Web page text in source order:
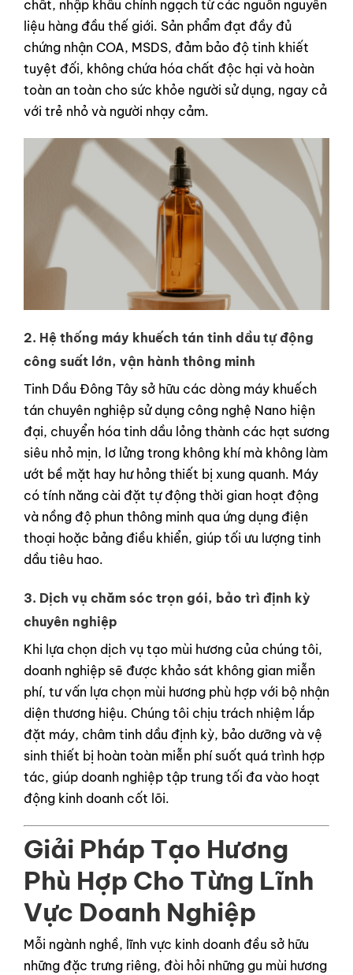
chất, nhập khẩu chính ngạch từ các nguồn nguyên
liệu hàng đầu thế giới. Sản phẩm đạt đầy đủ
chứng nhận COA, MSDS, đảm bảo độ tinh khiết
tuyệt đối, không chứa hóa chất độc hại và hoàn
toàn an toàn cho sức khỏe người sử dụng, ngay cả
với trẻ nhỏ và người nhạy cảm.
2. Hệ thống máy khuếch tán tinh dầu tự động
công suất lớn, vận hành thông minh
Tinh Dầu Đông Tây sở hữu các dòng máy khuếch
tán chuyên nghiệp sử dụng công nghệ Nano hiện
đại, chuyển hóa tinh dầu lỏng thành các hạt sương
siêu nhỏ mịn, lơ lửng trong không khí mà không làm
ướt bề mặt hay hư hỏng thiết bị xung quanh. Máy
có tính năng cài đặt tự động thời gian hoạt động
và nồng độ phun thông minh qua ứng dụng điện
thoại hoặc bảng điều khiển, giúp tối ưu lượng tinh
dầu tiêu hao.
3. Dịch vụ chăm sóc trọn gói, bảo trì định kỳ
chuyên nghiệp
Khi lựa chọn dịch vụ tạo mùi hương của chúng tôi,
doanh nghiệp sẽ được khảo sát không gian miễn
phí, tư vấn lựa chọn mùi hương phù hợp với bộ nhận
diện thương hiệu. Chúng tôi chịu trách nhiệm lắp
đặt máy, châm tinh dầu định kỳ, bảo dưỡng và vệ
sinh thiết bị hoàn toàn miễn phí suốt quá trình hợp
tác, giúp doanh nghiệp tập trung tối đa vào hoạt
động kinh doanh cốt lõi.
Giải Pháp Tạo Hương
Phù Hợp Cho Từng Lĩnh
Vực Doanh Nghiệp
Mỗi ngành nghề, lĩnh vực kinh doanh đều sở hữu
những đặc trưng riêng, đòi hỏi những gu mùi hương